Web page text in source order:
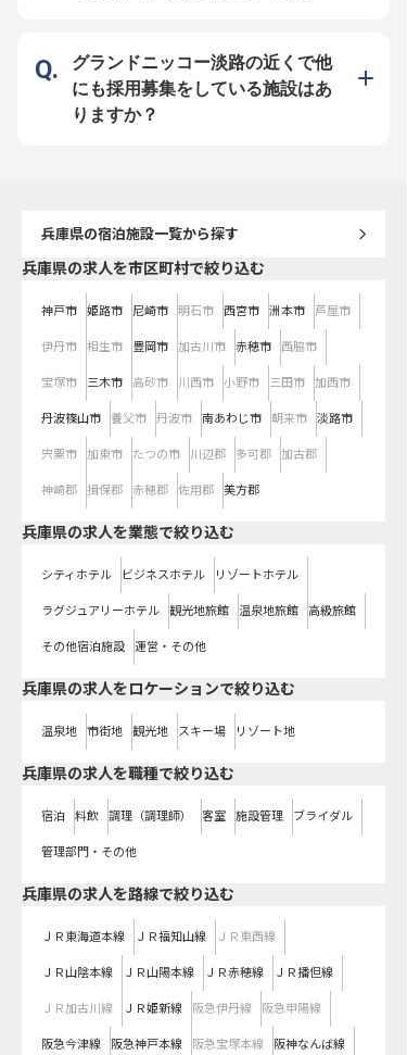
カーリース制度（70%補助）など移
動面もサポート！ 社内施設での飲
食半額補助やまかない制度、企業内
保育園も完備しており、ワークライ
フバランスを大切にしながら働けま
す！ 資格取得支援制度もあるの
これまでのご経験やスキルを正当に
評価いたします。 年間休日123日や
寮・社宅完備、企業内保育園など、
充実した福利厚生で安心して長く働
ていた
格取得支
グランドニッコー淡路の近くで他
にも採用募集をしている施設はあ
りますか？
兵庫県の宿泊施設一覧から探す
兵庫県の求人を市区町村で絞り込む
神戸市 姫路市 尼崎市 明石市 西宮市 洲本市 芦屋市
伊丹市 相生市 豊岡市 加古川市 赤穂市 西脇市
宝塚市 三木市 高砂市 川西市 小野市 三田市 加西市
丹波篠山市 養父市 丹波市 南あわじ市 朝来市 淡路市
宍粟市 加東市 たつの市 川辺郡 多可郡 加古郡
神崎郡 揖保郡 赤穂郡 佐用郡 美方郡
兵庫県の求人を業態で絞り込む
シティホテル ビジネスホテル リゾートホテル
ラグジュアリーホテル 観光地旅館 温泉地旅館 高級旅館
その他宿泊施設 運営・その他
兵庫県の求人をロケーションで絞り込む
温泉地 市街地 観光地 スキー場 リゾート地
兵庫県の求人を職種で絞り込む
宿泊 料飲 調理（調理師） 客室 施設管理 ブライダル
管理部門・その他
兵庫県の求人を路線で絞り込む
ＪＲ東海道本線 ＪＲ福知山線 ＪＲ東西線
ＪＲ山陰本線 ＪＲ山陽本線 ＪＲ赤穂線 ＪＲ播但線
ＪＲ加古川線 ＪＲ姫新線 阪急伊丹線 阪急甲陽線
阪急今津線 阪急神戸本線 阪急宝塚本線 阪神なんば線